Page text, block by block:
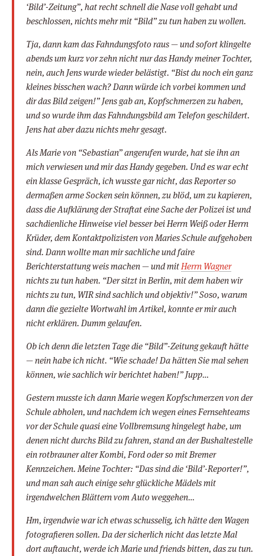
‘Bild’-Zeitung”, hat recht schnell die Nase voll gehabt und
beschlossen, nichts mehr mit “Bild” zu tun haben zu wollen.
Tja, dann kam das Fahndungsfoto raus — und sofort klingelte
abends um kurz vor zehn nicht nur das Handy meiner Tochter,
nein, auch Jens wurde wieder belästigt. “Bist du noch ein ganz
kleines bisschen wach? Dann würde ich vorbei kommen und
dir das Bild zeigen!” Jens gab an, Kopfschmerzen zu haben,
und so wurde ihm das Fahndungsbild am Telefon geschildert.
Jens hat aber dazu nichts mehr gesagt.
Als Marie von “Sebastian” angerufen wurde, hat sie ihn an
mich verwiesen und mir das Handy gegeben. Und es war echt
ein klasse Gespräch, ich wusste gar nicht, das Reporter so
dermaßen arme Socken sein können, zu blöd, um zu kapieren,
dass die Aufklärung der Straftat eine Sache der Polizei ist und
sachdienliche Hinweise viel besser bei Herrn Weiß oder Herrn
Krüder, dem Kontaktpolizisten von Maries Schule aufgehoben
sind. Dann wollte man mir sachliche und faire
Berichterstattung weis machen — und mit Herrn Wagner
nichts zu tun haben. “Der sitzt in Berlin, mit dem haben wir
nichts zu tun, WIR sind sachlich und objektiv!” Soso, warum
dann die gezielte Wortwahl im Artikel, konnte er mir auch
nicht erklären. Dumm gelaufen.
Ob ich denn die letzten Tage die “Bild”-Zeitung gekauft hätte
— nein habe ich nicht. “Wie schade! Da hätten Sie mal sehen
können, wie sachlich wir berichtet haben!” Jupp…
Gestern musste ich dann Marie wegen Kopfschmerzen von der
Schule abholen, und nachdem ich wegen eines Fernsehteams
vor der Schule quasi eine Vollbremsung hingelegt habe, um
denen nicht durchs Bild zu fahren, stand an der Bushaltestelle
ein rotbrauner alter Kombi, Ford oder so mit Bremer
Kennzeichen. Meine Tochter: “Das sind die ‘Bild’-Reporter!”,
und man sah auch einige sehr glückliche Mädels mit
irgendwelchen Blättern vom Auto weggehen…
Hm, irgendwie war ich etwas schusselig, ich hätte den Wagen
fotografieren sollen. Da der sicherlich nicht das letzte Mal
dort auftaucht, werde ich Marie und friends bitten, das zu tun.